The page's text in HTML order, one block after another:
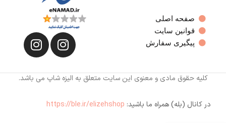
صفحه اصلی
قوانین سایت
پیگیری سفارش
کلیه حقوق مادی و معنوی این سایت متعلق به الیزه شاپ می باشد.
در کانال (بله) همراه ما باشید: https://ble.ir/elizehshop